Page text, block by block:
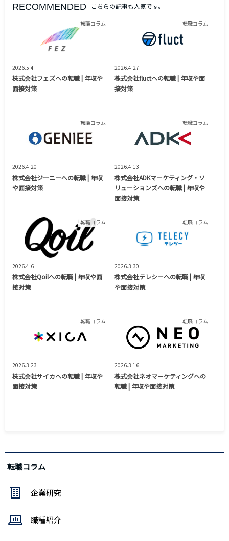
RECOMMENDED こちらの記事も人気です。
転職コラム
2026.5.4
株式会社フェズへの転職 | 年収や
面接対策
転職コラム
2026.4.27
株式会社fluctへの転職 | 年収や面
接対策
転職コラム
2026.4.20
株式会社ジーニーへの転職 | 年収
や面接対策
転職コラム
2026.4.13
株式会社ADKマーケティング・ソ
リューションズへの転職 | 年収や
面接対策
転職コラム
2026.4.6
株式会社Qoilへの転職 | 年収や面
接対策
転職コラム
2026.3.30
株式会社テレシーへの転職 | 年収
や面接対策
転職コラム
2026.3.23
株式会社サイカへの転職 | 年収や
面接対策
転職コラム
2026.3.16
株式会社ネオマーケティングへの
転職 | 年収や面接対策
転職コラム
企業研究
職種紹介